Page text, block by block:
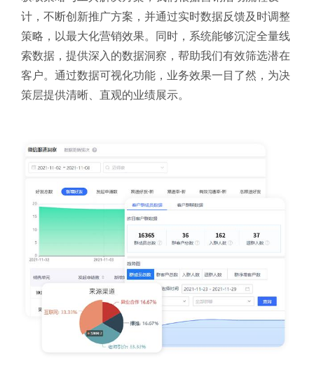
计，不断创新推广方案，并通过实时数据反馈及时调整
策略，以最大化营销效果。同时，系统能够沉淀全量线
索数据，提供深入的数据洞察，帮助我们有效筛选潜在
客户。通过数据可视化功能，业务效果一目了然，为决
策层提供清晰、直观的业绩展示。